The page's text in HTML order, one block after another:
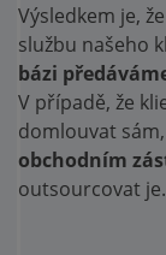
Výsledkem je, že
službu našeho
bázi
V případě, že
domlouvat sám,
obchodním
outsourcovat je.